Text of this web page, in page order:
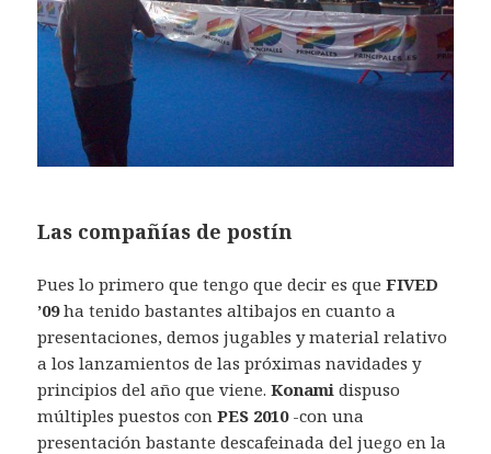
Las compañías de postín
Pues lo primero que tengo que decir es queFIVED
’09ha tenido bastantes altibajos en cuanto a
presentaciones, demos jugables y material relativo
a los lanzamientos de las próximas navidades y
principios del año que viene.Konami dispuso
múltiples puestos conPES 2010-con una
presentación bastante descafeinada del juego en la